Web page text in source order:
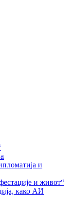
и
и живот“
како АИ